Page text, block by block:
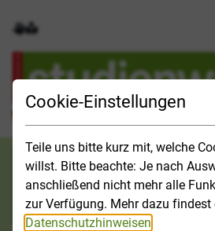
Cookie-Einstellungen
Teile uns bitte kurz mit, welche
willst. Bitte beachte: Je nach
anschließend nicht mehr alle
zur Verfügung. Mehr dazu findest
Datenschutzhinweisen
Gebärdensprache
Leichte Sprache
Suchkategorie